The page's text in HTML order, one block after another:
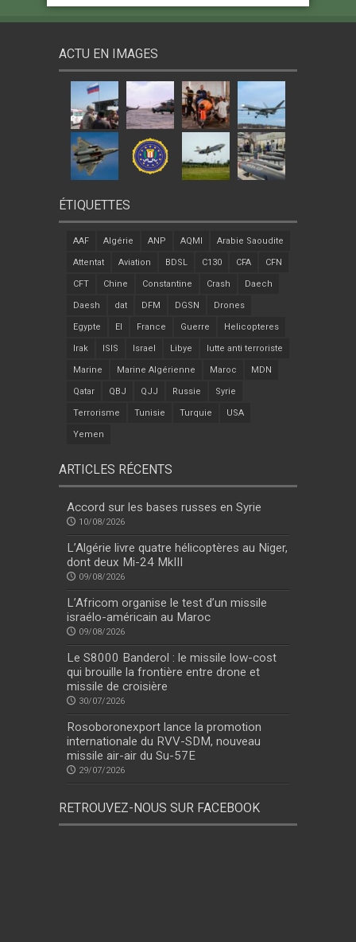
ACTU EN IMAGES
ÉTIQUETTES
AAF Algérie ANP AQMI Arabie Saoudite
Attentat Aviation BDSL C130 CFA CFN
CFT Chine Constantine Crash Daech
Daesh dat DFM DGSN Drones
Egypte EI France Guerre Helicopteres
Irak ISIS Israel Libye lutte anti terroriste
Marine Marine Algérienne Maroc MDN
Qatar QBJ QJJ Russie Syrie
Terrorisme Tunisie Turquie USA
Yemen
ARTICLES RÉCENTS
Accord sur les bases russes en Syrie
10/08/2026
L’Algérie livre quatre hélicoptères au Niger,
dont deux Mi-24 MkIII
09/08/2026
L’Africom organise le test d’un missile
israélo-américain au Maroc
09/08/2026
Le S8000 Banderol : le missile low-cost
qui brouille la frontière entre drone et
missile de croisière
30/07/2026
Rosoboronexport lance la promotion
internationale du RVV-SDM, nouveau
missile air-air du Su-57E
29/07/2026
RETROUVEZ-NOUS SUR FACEBOOK